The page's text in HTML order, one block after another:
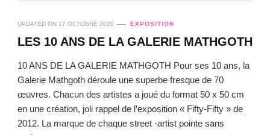
UPDATED ON 17 OCTOBRE 2020 EXPOSITION
LES 10 ANS DE LA GALERIE MATHGOTH
10 ANS DE LA GALERIE MATHGOTH Pour ses 10 ans, la
Galerie Mathgoth déroule une superbe fresque de 70
œuvres. Chacun des artistes a joué du format 50 x 50 cm
en une création, joli rappel de l’exposition « Fifty-Fifty » de
2012. La marque de chaque street -artist pointe sans